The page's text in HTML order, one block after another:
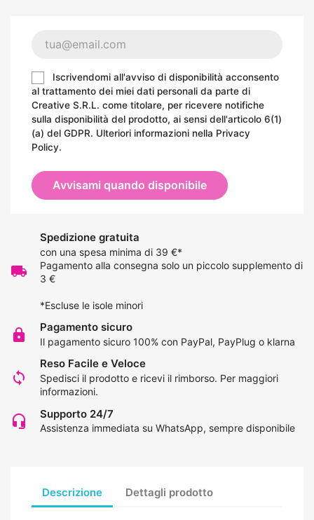
Iscrivendomi all'avviso di disponibilità acconsento
al trattamento dei miei dati personali da parte di
Creative S.R.L. come titolare, per ricevere notifiche
sulla disponibilità del prodotto, ai sensi dell'articolo 6(1)
(a) del GDPR. Ulteriori informazioni nella Privacy
Policy.
Avvisami quando disponibile
local_shipping
Spedizione gratuita
con una spesa minima di 39 €*
Pagamento alla consegna solo un piccolo supplemento di
3 €
*Escluse le isole minori
lock Pagamento sicuro
Il pagamento sicuro 100% con PayPal, PayPlug o klarna
loop
Reso Facile e Veloce
Spedisci il prodotto e ricevi il rimborso. Per maggiori
informazioni.
headset_mic Supporto 24/7
Assistenza immediata su WhatsApp, sempre disponibile
Descrizione Dettagli prodotto